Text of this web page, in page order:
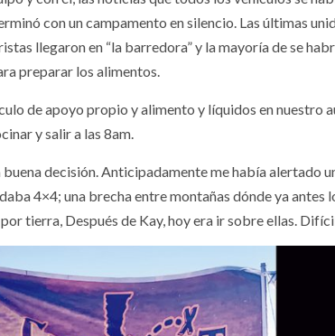
con un campamento en silencio. Las últimas
llegaron en “la barredora” y la mayoría de se
preparar los alimentos.
de apoyo propio y alimento y líquidos en nuestro
y salir a las 8am.
decisión. Anticipadamente me había alertado
4×4; una brecha entre montañas dónde ya antes
tierra, Después de Kay, hoy era ir sobre ellas.